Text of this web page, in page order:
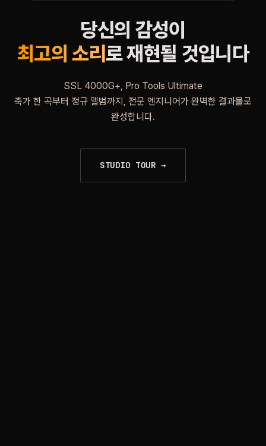
당신의 감성이
최고의 소리 로 재현될 것입니다
SSL 4000G+, Pro Tools Ultimate
축가 한 곡부터 정규 앨범까지, 전문 엔지니어가 완벽한 결과물로
완성합니다.
STUDIO TOUR →